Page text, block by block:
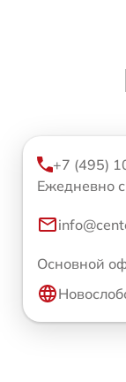
+7 (495)
Ежедневно
Основной